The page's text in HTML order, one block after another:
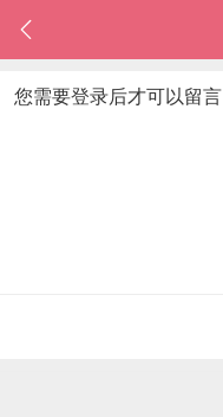
您需要登录后才可以留言